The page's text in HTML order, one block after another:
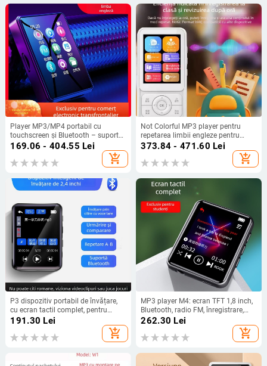
Player MP3/MP4 portabil cu
touchscreen și Bluetooth – suport
TF card, redare AVI, până la 8 ore de
169.06 - 404.55 Lei
add_shopping_cart
Not Colorful MP3 player pentru
repetarea limbii engleze pentru
elevi, Walkman portabil pentru
învățământ primar și gimnazial
373.84 - 471.60 Lei
add_shopping_cart
P3 dispozitiv portabil de învățare,
cu ecran tactil complet, pentru
ascultare în limba engleză, repetiție
și citire în paralel, ediție pentru elevi
191.30 Lei
add_shopping_cart
MP3 player M4: ecran TFT 1,8 inch,
Bluetooth, radio FM, înregistrare,
suport card TF
262.30 Lei
add_shopping_cart